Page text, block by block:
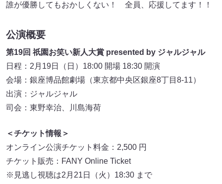
誰が優勝してもおかしくない！ 全員、応援してます！！
公演概要
第19回 祇園お笑い新人大賞 presented by ジャルジャル
日程：2月19日（日）18:00 開場 18:30 開演
会場：銀座博品館劇場（東京都中央区銀座8丁目8-11）
出演：ジャルジャル
司会：東野幸治、川島海荷
＜チケット情報＞
オンライン公演チケット料金：2,500 円
チケット販売：FANY Online Ticket
※見逃し視聴は2月21日（火）18:30 まで